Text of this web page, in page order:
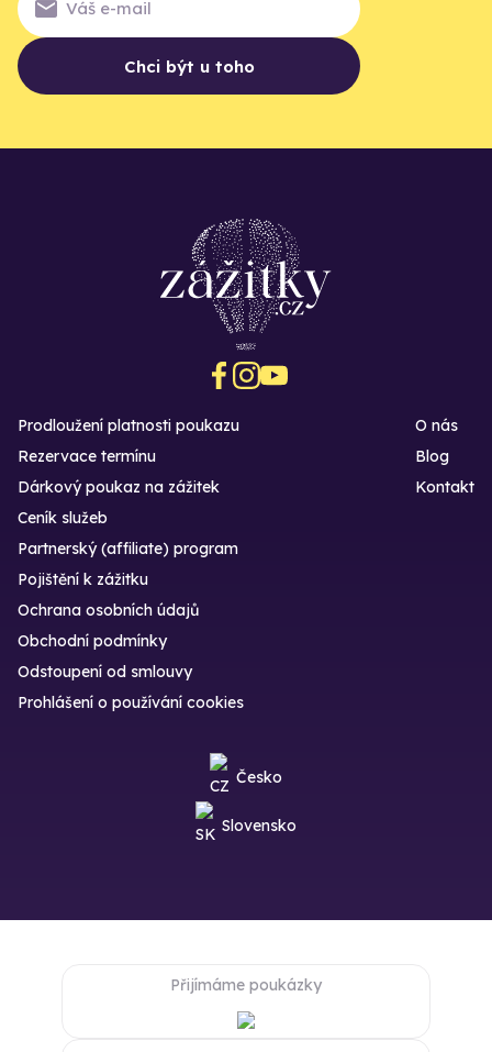
Chci být u toho
Prodloužení platnosti poukazu
Rezervace termínu
Dárkový poukaz na zážitek
O nás
Blog
Kontakt
Ceník služeb
Partnerský (affiliate) program
Pojištění k zážitku
Ochrana osobních údajů
Obchodní podmínky
Odstoupení od smlouvy
Prohlášení o používání cookies
Česko
Slovensko
Přijímáme poukázky